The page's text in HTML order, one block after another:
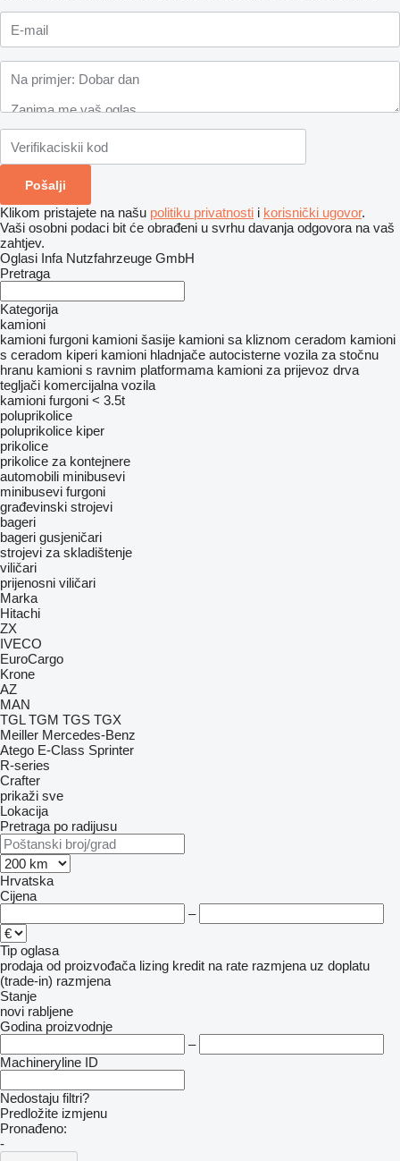
Klikom pristajete na našu politiku privatnosti i korisnički ugovor.
Vaši osobni podaci bit će obrađeni u svrhu davanja odgovora na vaš
zahtjev.
Oglasi Infa Nutzfahrzeuge GmbH
Pretraga
Kategorija
kamioni
kamioni furgoni kamioni šasije kamioni sa kliznom ceradom kamioni
s ceradom kiperi kamioni hladnjače autocisterne vozila za stočnu
hranu kamioni s ravnim platformama kamioni za prijevoz drva
tegljači komercijalna vozila
kamioni furgoni < 3.5t
poluprikolice
poluprikolice kiper
prikolice
prikolice za kontejnere
automobili minibusevi
minibusevi furgoni
građevinski strojevi
bageri
bageri gusjeničari
strojevi za skladištenje
viličari
prijenosni viličari
Marka
Hitachi
ZX
IVECO
EuroCargo
Krone
AZ
MAN
TGL TGM TGS TGX
Meiller Mercedes-Benz
Atego E-Class Sprinter
R-series
Crafter
prikaži sve
Lokacija
Pretraga po radijusu
Hrvatska
Cijena
–
Tip oglasa
prodaja od proizvođača lizing kredit na rate razmjena uz doplatu
(trade-in) razmjena
Stanje
novi rabljene
Godina proizvodnje
–
Machineryline ID
Nedostaju filtri?
Predložite izmjenu
Pronađeno:
-